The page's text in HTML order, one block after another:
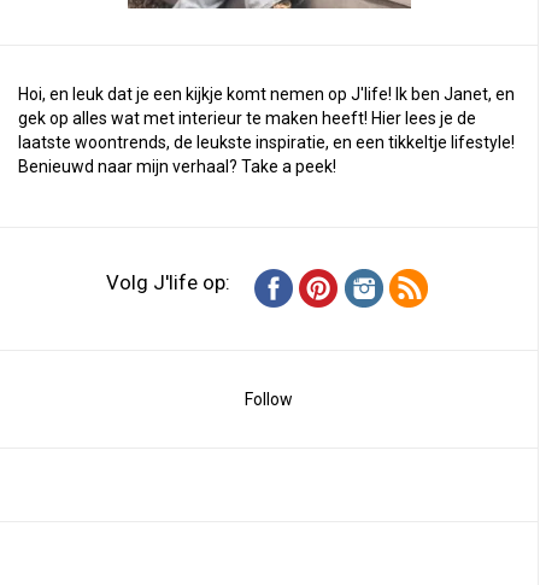
Hoi, en leuk dat je een kijkje komt nemen op J'life! Ik ben Janet, en
gek op alles wat met interieur te maken heeft! Hier lees je de
laatste woontrends, de leukste inspiratie, en een tikkeltje lifestyle!
Benieuwd naar mijn verhaal? Take a peek!
Volg J'life op:
Follow